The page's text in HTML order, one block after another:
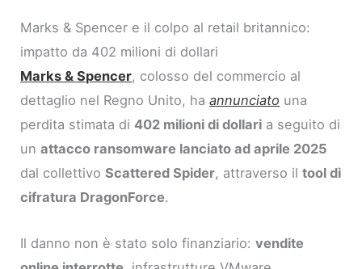
Marks & Spencer e il colpo al retail britannico:
impatto da 402 milioni di dollari
Marks & Spencer, colosso del commercio al
dettaglio nel Regno Unito, haannunciato una
perdita stimata di402 milioni di dollari a seguito di
unattacco ransomware lanciato ad aprile 2025
dal collettivoScattered Spider, attraverso iltool di
cifratura DragonForce.
Il danno non è stato solo finanziario:vendite